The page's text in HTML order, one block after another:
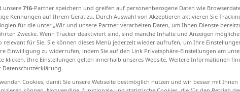
unsere 716-Partner speichern und greifen auf personenbezogene Daten wie
Kennungen auf Ihrem Gerät zu. Durch Auswahl von Akzeptieren aktivieren Sie
für die unter „Wir und unsere Partner verarbeiten Daten, um Ihnen Dienste
Zwecke. Wenn Tracker deaktiviert sind, sind manche Inhalte und Anzeigen
relevant für Sie. Sie können dieses Menü jederzeit wieder aufrufen, um Ihre
Einwilligung zu widerrufen, indem Sie auf den Link Privatsphäre-Einstellungen am
klicken. Ihre Einstellungen gelten innerhalb unseres Website. Weitere Informationen
Datenschutzerklärung.
Cookies, damit Sie unsere Webseite bestmöglich nutzen und wir besser mit Ihnen